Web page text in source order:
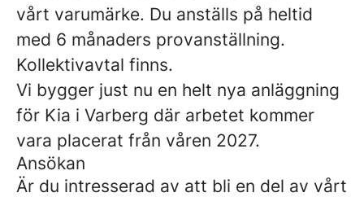
vårt varumärke. Du anställs på heltid
med 6 månaders provanställning.
Kollektivavtal finns.
Vi bygger just nu en helt nya anläggning
för Kia i Varberg där arbetet kommer
vara placerat från våren 2027.
Ansökan
Är du intresserad av att bli en del av vårt